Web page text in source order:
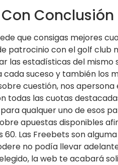
Conclusión
que consigas mejores
patrocinio con el golf club
las estadísticas del
suceso y también los
cuestión, nos apersona
todas las cuotas
qualquer uno de esos
apuestas disponibles
Las Freebets son
no podía llevar
la web te acabará